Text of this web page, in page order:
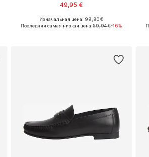
49,95 €
Доступные размеры: 39, 40, 41
Изначальная цена: 99,90 €
Последняя самая низкая цена:59,94 €-16%